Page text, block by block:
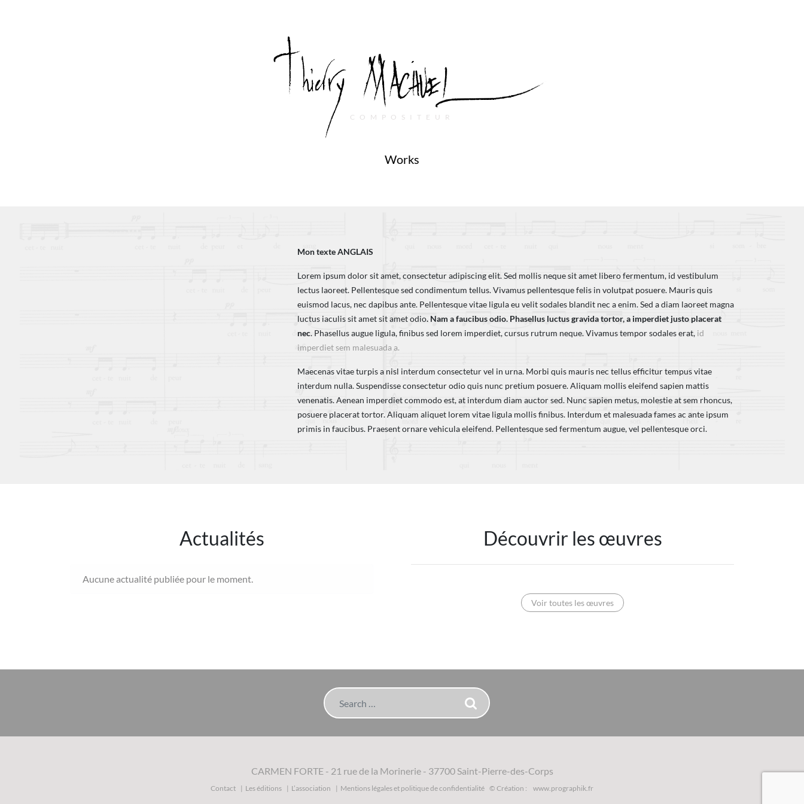
COMPOSITEUR
Works
Mon texte ANGLAIS
Lorem ipsum dolor sit amet, consectetur adipiscing elit. Sed mollis neque sit amet libero fermentum, id vestibulum
lectus laoreet. Pellentesque sed condimentum tellus. Vivamus pellentesque felis in volutpat posuere. Mauris quis
euismod lacus, nec dapibus ante. Pellentesque vitae ligula eu velit sodales blandit nec a enim. Sed a diam laoreet magna
luctus iaculis sit amet sit amet odio. Nam a faucibus odio. Phasellus luctus gravida tortor, a imperdiet justo placerat
nec. Phasellus augue ligula, finibus sed lorem imperdiet, cursus rutrum neque. Vivamus tempor sodales erat, id
imperdiet sem malesuada a.
Maecenas vitae turpis a nisl interdum consectetur vel in urna. Morbi quis mauris nec tellus efficitur tempus vitae
interdum nulla. Suspendisse consectetur odio quis nunc pretium posuere. Aliquam mollis eleifend sapien mattis
venenatis. Aenean imperdiet commodo est, at interdum diam auctor sed. Nunc sapien metus, molestie at sem rhoncus,
posuere placerat tortor. Aliquam aliquet lorem vitae ligula mollis finibus. Interdum et malesuada fames ac ante ipsum
primis in faucibus. Praesent ornare vehicula eleifend. Pellentesque sed fermentum augue, vel pellentesque orci.
Actualités
Aucune actualité publiée pour le moment.
Découvrir les œuvres
Voir toutes les œuvres
Search
CARMEN FORTE - 21 rue de la Morinerie - 37700 Saint-Pierre-des-Corps
Contact Les éditions L’association Mentions légales et politique de confidentialité © Création : www.prographik.fr